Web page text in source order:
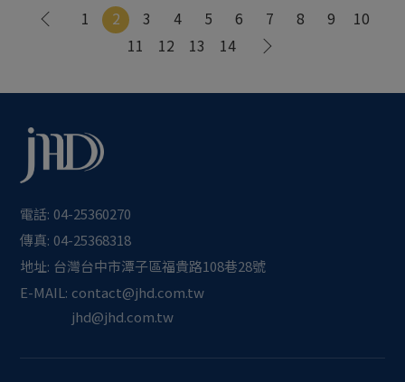
1 2 3 4 5 6 7 8 9
10
11
12 13 14
電話: 04-25360270
傳真: 04-25368318
地址: 台灣台中市潭子區福貴路108巷28號
E-MAIL: contact@jhd.com.tw
jhd@jhd.com.tw